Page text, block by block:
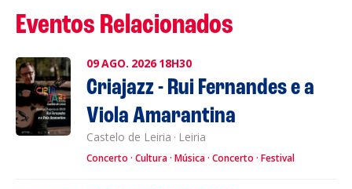
Eventos Relacionados
09AGO. 2026 18H30
Criajazz - Rui Fernandes e a
Viola Amarantina
Castelo de Leiria · Leiria
Concerto Cultura Música Concerto Festival